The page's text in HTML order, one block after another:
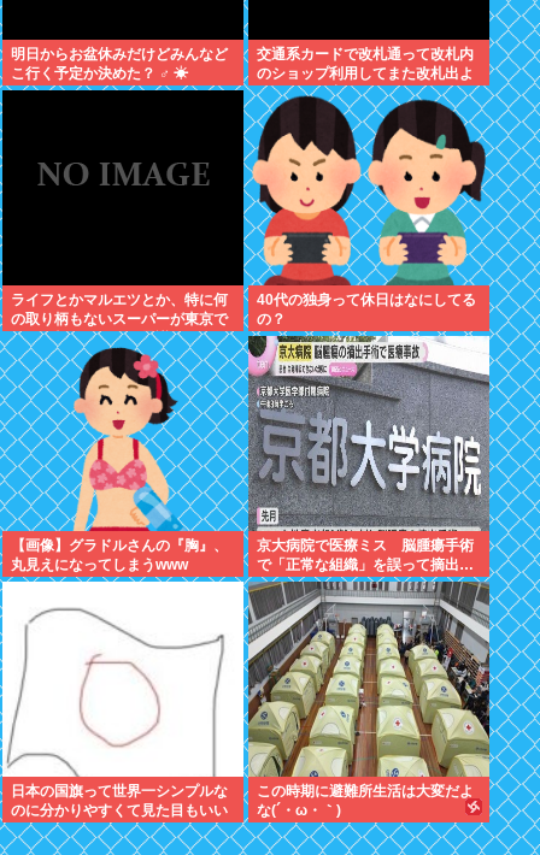
明日からお盆休みだけどみんなど
こ行く予定か決めた？ ‍♂ ☀
交通系カードで改札通って改札内
のショップ利用してまた改札出よ
うとしたら出られなくてワロタ
ライフとかマルエツとか、特に何
の取り柄もないスーパーが東京で
デカい顔してるの不思議だよな、
普通OK行くだろ
40代の独身って休日はなにしてる
の？
【画像】グラドルさんの『胸』、
丸見えになってしまうwww
京大病院で医療ミス 脳腫瘍手術
で「正常な組織」を誤って摘出…
日本の国旗って世界一シンプルな
のに分かりやすくて見た目もいい
よな
この時期に避難所生活は大変だよ
な(´・ω・｀)